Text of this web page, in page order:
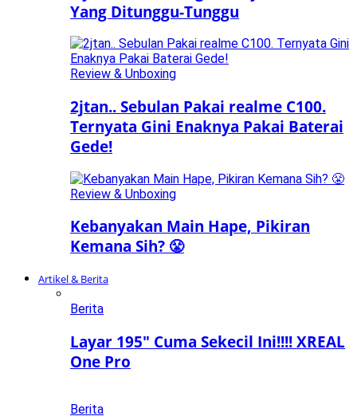
Yang Ditunggu-Tunggu
Review & Unboxing
2jtan.. Sebulan Pakai realme C100.
Ternyata Gini Enaknya Pakai Baterai
Gede!
Review & Unboxing
Kebanyakan Main Hape, Pikiran
Kemana Sih? 😤
Artikel & Berita
Berita
Layar 195″ Cuma Sekecil Ini!!!! XREAL
One Pro
Berita